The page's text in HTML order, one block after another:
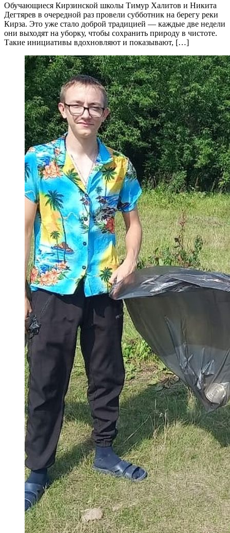
Обучающиеся Кирзинской школы Тимур Халитов и Никита
Дегтярев в очередной раз провели субботник на берегу реки
Кирза. Это уже стало доброй традицией — каждые две недели
они выходят на уборку, чтобы сохранить природу в чистоте.
Такие инициативы вдохновляют и показывают, […]